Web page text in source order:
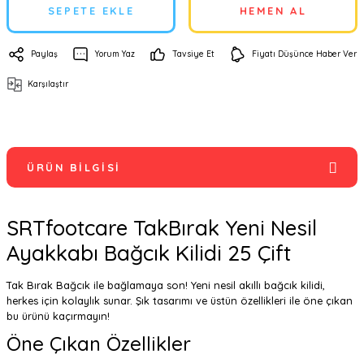
SEPETE EKLE HEMEN AL
Paylaş Yorum Yaz Tavsiye Et Fiyatı Düşünce Haber Ver
Karşılaştır
ÜRÜN BILGISI
SRTfootcare TakBırak Yeni Nesil
Ayakkabı Bağcık Kilidi 25 Çift
Tak Bırak Bağcık ile bağlamaya son! Yeni nesil akıllı bağcık kilidi,
herkes için kolaylık sunar. Şık tasarımı ve üstün özellikleri ile öne çıkan
bu ürünü kaçırmayın!
Öne Çıkan Özellikler